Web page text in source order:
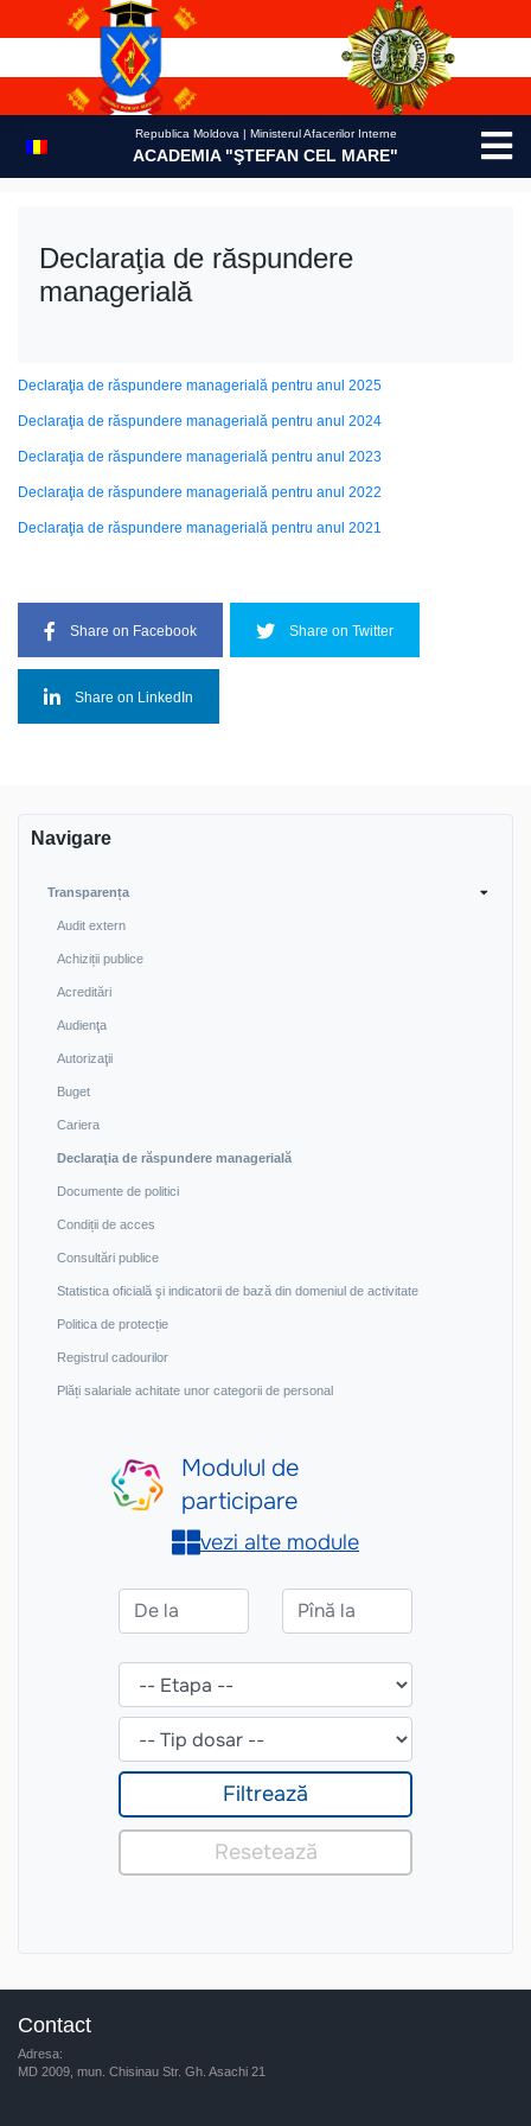
Republica Moldova | Ministerul Afacerilor Interne
ACADEMIA "ŞTEFAN CEL MARE"
Declaraţia de răspundere
managerială
Declaraţia de răspundere managerială pentru anul 2025
Declaraţia de răspundere managerială pentru anul 2024
Declaraţia de răspundere managerială pentru anul 2023
Declaraţia de răspundere managerială pentru anul 2022
Declaraţia de răspundere managerială pentru anul 2021
Share on Facebook Share on Twitter
Share on LinkedIn
Navigare
Transparența
Audit extern
Achiziții publice
Acreditări
Audienţa
Autorizaţii
Buget
Cariera
Declaraţia de răspundere managerială
Documente de politici
Condiții de acces
Consultări publice
Statistica oficială şi indicatorii de bază din domeniul de activitate
Politica de protecție
Registrul cadourilor
Plăți salariale achitate unor categorii de personal
Contact
Adresa:
MD 2009, mun. Chisinau Str. Gh. Asachi 21